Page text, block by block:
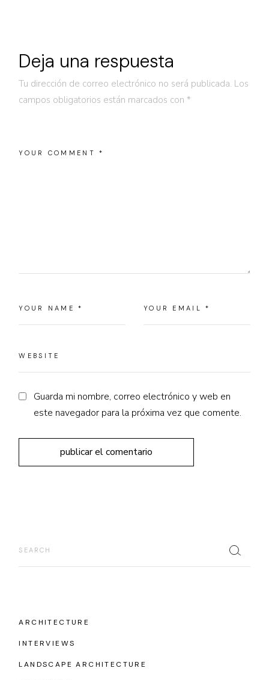
Deja una respuesta
Tu dirección de correo electrónico no será publicada. Los
campos obligatorios están marcados con*
Guarda mi nombre, correo electrónico y web en
este navegador para la próxima vez que comente.
publicar el comentario
ARCHITECTURE
INTERVIEWS
LANDSCAPE ARCHITECTURE